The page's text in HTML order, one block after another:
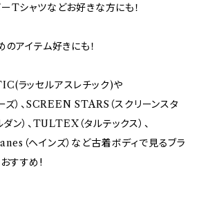
Tシャツなどお好きな方にも！
アイテム好きにも！
ラッセルアスレチック)や
）、SCREEN STARS（スクリーンスタ
ン）、TULTEX（タルテックス）、
（ヘインズ）など古着ボディで見るブラ
すすめ!